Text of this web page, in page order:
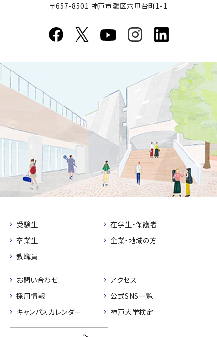
〒657-8501 神戸市灘区六甲台町1-1
受験生
在学生・保護者
卒業生
企業・地域の方
教職員
お問い合わせ
アクセス
採用情報
公式SNS一覧
キャンパスカレンダー
神戸大学検定